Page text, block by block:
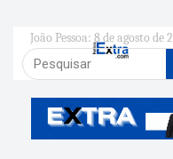
João Pessoa: 8 de agosto de